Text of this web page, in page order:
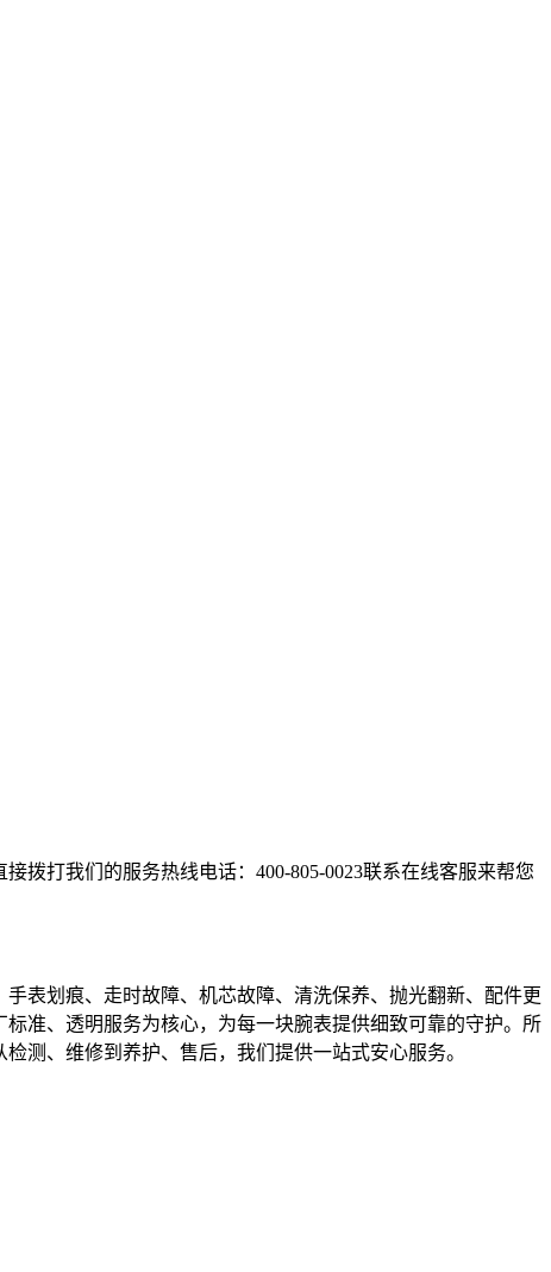
拨打我们的服务热线电话：400-805-0023联系在线客服来帮您
表划痕、走时故障、机芯故障、清洗保养、抛光翻新、配件更
准、透明服务为核心，为每一块腕表提供细致可靠的守护。所
测、维修到养护、售后，我们提供一站式安心服务。